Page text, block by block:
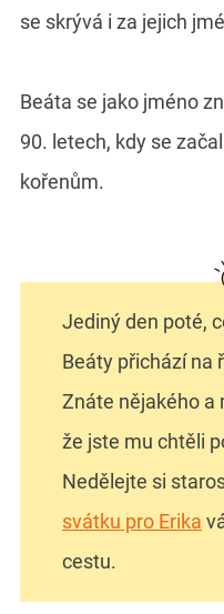
se skrývá i za jejich
Beáta se jako jméno
90. letech, kdy se
kořenům.
Jediný den poté,
Beáty přichází na
Znáte nějakého a
že jste mu chtěli
Nedělejte si
svátku pro Erika
cestu.